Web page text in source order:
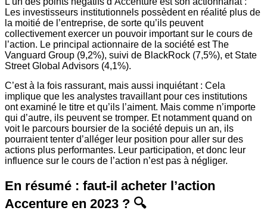
Les investisseurs institutionnels possèdent en réalité plus de
la moitié de l’entreprise, de sorte qu’ils peuvent
collectivement exercer un pouvoir important sur le cours de
l’action. Le principal actionnaire de la société est The
Vanguard Group (9,2%), suivi de BlackRock (7,5%), et State
Street Global Advisors (4,1%).
C’est à la fois rassurant, mais aussi inquiétant : Cela
implique que les analystes travaillant pour ces institutions
ont examiné le titre et qu’ils l’aiment. Mais comme n’importe
qui d’autre, ils peuvent se tromper. Et notamment quand on
voit le parcours boursier de la société depuis un an, ils
pourraient tenter d’alléger leur position pour aller sur des
actions plus performantes. Leur participation, et donc leur
influence sur le cours de l’action n’est pas à négliger.
En résumé : faut-il acheter l’action
Accenture en 2023 ? 🔍